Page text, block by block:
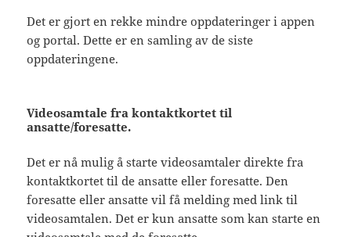
Det er gjort en rekke mindre oppdateringer i appen
og portal. Dette er en samling av de siste
oppdateringene.
Videosamtale fra kontaktkortet til
ansatte/foresatte.
Det er nå mulig å starte videosamtaler direkte fra
kontaktkortet til de ansatte eller foresatte. Den
foresatte eller ansatte vil få melding med link til
videosamtalen. Det er kun ansatte som kan starte en